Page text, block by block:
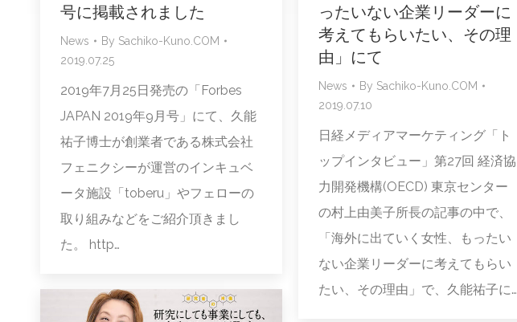
号に掲載されました
News By Sachiko-Kuno.COM
2019.07.25
2019年7月25日発売の「Forbes
JAPAN 2019年9月号」にて、久能
祐子博士が創業者である株式会社
フェニクシーが運営のインキュベ
ータ施設「toberu」やフェローの
取り組みなどをご紹介頂きまし
た。 http…
ったいない企業リーダーに
考えてもらいたい、その理
由」にて
News By Sachiko-Kuno.COM
2019.07.10
日経メディアマーケティング「ト
ップインタビュー」第27回 経済協
力開発機構(OECD) 東京センター
の村上由美子所長の記事の中で、
「海外に出ていく女性、もったい
ない企業リーダーに考えてもらい
たい、その理由」で、久能祐子に…